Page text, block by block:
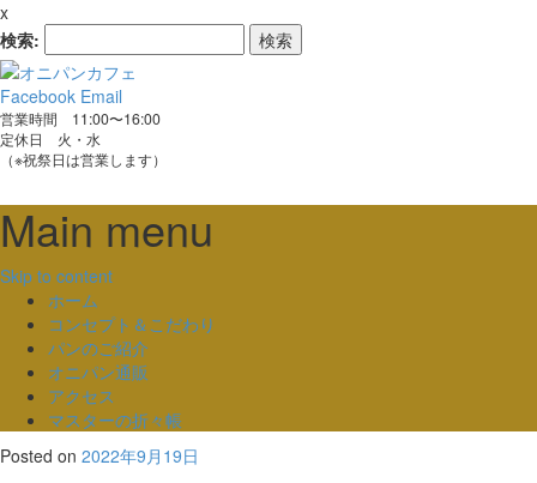
x
検索:
Facebook Email
営業時間 11:00〜16:00
定休日 火・水
（※祝祭日は営業します）
Main menu
Skip to content
ホーム
コンセプト＆こだわり
パンのご紹介
オニパン通販
アクセス
マスターの折々帳
Posted on 2022年9月19日